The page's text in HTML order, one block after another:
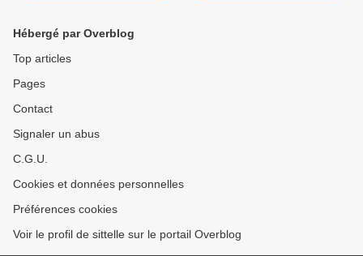
Hébergé par Overblog
Top articles
Pages
Contact
Signaler un abus
C.G.U.
Cookies et données personnelles
Préférences cookies
Voir le profil de sittelle sur le portail Overblog